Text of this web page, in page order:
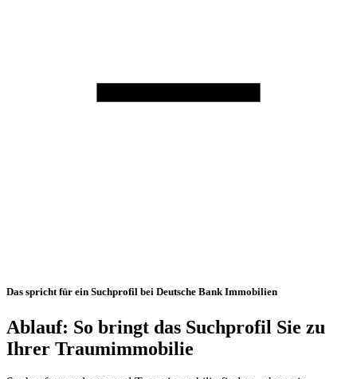
Das spricht für ein Suchprofil bei Deutsche Bank Immobilien
Ablauf: So bringt das Suchprofil Sie zu
Ihrer Traumimmobilie